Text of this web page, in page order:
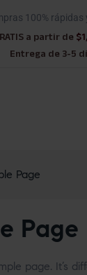
100% rápidas
a partir de
Entrega de 3-5
Page
Page
page. It’s